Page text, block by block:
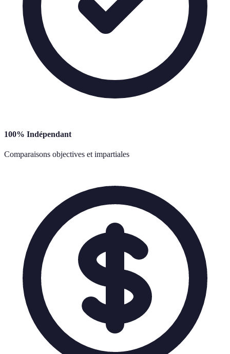
100% Indépendant
Comparaisons objectives et impartiales